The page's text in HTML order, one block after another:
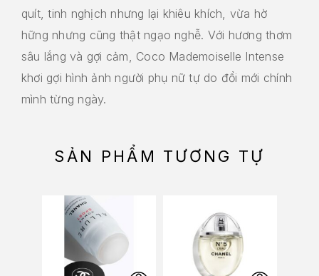
quít, tinh nghịch nhưng lại khiêu khích, vừa hờ
hững nhưng cũng thật ngạo nghễ. Với hương thơm
sâu lắng và gợi cảm, Coco Mademoiselle Intense
khơi gợi hình ảnh người phụ nữ tự do đổi mới chính
mình từng ngày.
SẢN PHẨM TƯƠNG TỰ